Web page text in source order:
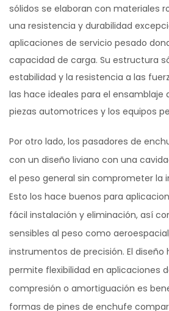
sólidos se elaboran con materiales
una resistencia y durabilidad
aplicaciones de servicio pesado
capacidad de carga. Su estructura
estabilidad y la resistencia a las
las hace ideales para el ensamblaje
piezas automotrices y los equipos
Por otro lado, los pasadores de
con un diseño liviano con una
el peso general sin comprometer la
Esto los hace buenos para
fácil instalación y eliminación, así
sensibles al peso como
instrumentos de precisión. El
permite flexibilidad en aplicaciones
compresión o amortiguación es
formas de pines de enchufe